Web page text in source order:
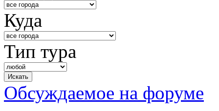
Куда
Тип тура
Обсуждаемое на форуме